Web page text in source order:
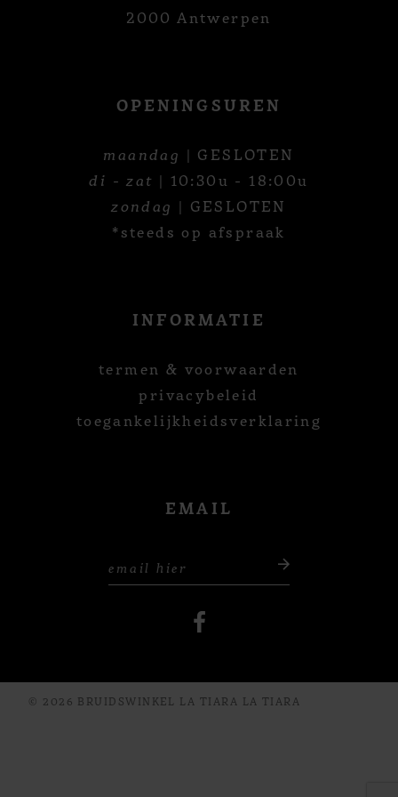
2000 Antwerpen
OPENINGSUREN
maandag | GESLOTEN
di - zat | 10:30u - 18:00u
zondag | GESLOTEN
*steeds op afspraak
INFORMATIE
termen & voorwaarden
privacybeleid
toegankelijkheidsverklaring
EMAIL
© 2026 BRUIDSWINKEL LA TIARA LA TIARA